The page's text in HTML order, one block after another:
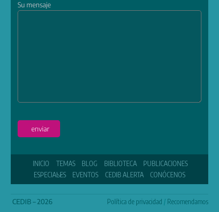
Su mensaje
enviar
INICIO TEMAS BLOG BIBLIOTECA
PUBLICACIONES
ESPECIALES
EVENTOS CEDIB ALERTA CONÓCENOS
CEDIB – 2026 Política de privacidad / Recomendamos